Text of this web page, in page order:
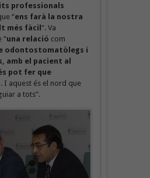
professionals
“ens farà la nostra
més fàcil“. Va
“una relació com
odontostomatòlegs i
amb el pacient al
pot fer que
. I aquest és el nord que
a tots”.